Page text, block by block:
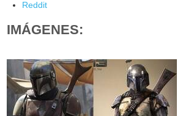
Reddit
IMÁGENES: